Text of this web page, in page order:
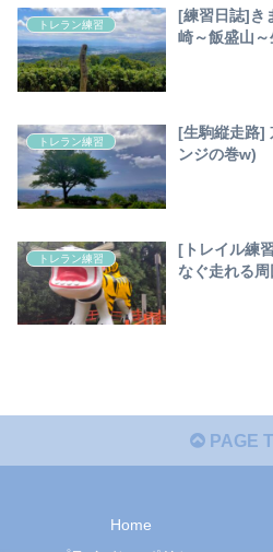
トレラン練習
[練習日誌]き
崎～飯盛山～
トレラン練習
[生駒縦走路]
ンジの巻w)
トレラン練習
[トレイル練
なぐ走れる周
PAGE
Home